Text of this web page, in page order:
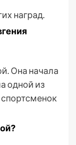
наград.
Она начала
одной из